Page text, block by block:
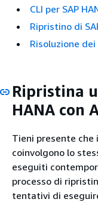
CLI per SAP
Ripristino di
Risoluzione
Ripristina
HANA con
Tieni presente che
coinvolgono lo
eseguiti
processo di
tentativi di